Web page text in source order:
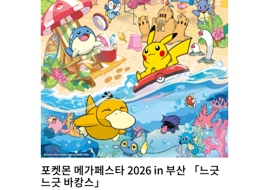
포켓몬 메가페스타 2026 in 부산 「느긋
느긋 바캉스」